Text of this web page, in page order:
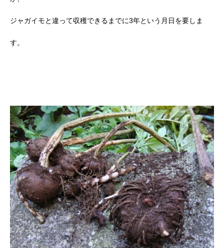
ジャガイモと違って収穫できるまでに3年という月日を要しま
す。